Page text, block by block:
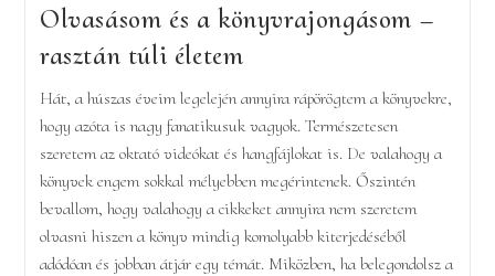
Olvasásom és a könyvrajongásom –
rasztán túli életem
Hát, a húszas éveim legelején annyira rápörögtem a könyvekre,
hogy azóta is nagy fanatikusuk vagyok. Természetesen
szeretem az oktató videókat és hangfájlokat is. De valahogy a
könyvek engem sokkal mélyebben megérintenek. Őszintén
bevallom, hogy valahogy a cikkeket annyira nem szeretem
olvasni hiszen a könyv mindig komolyabb kiterjedéséből
adódóan és jobban átjár egy témát. Miközben, ha belegondolsz a